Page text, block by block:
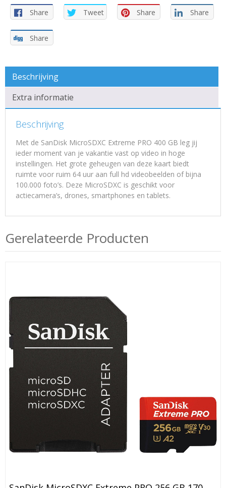
Share
Tweet Share Share
Share
Beschrijving
Extra informatie
Beschrijving
Met de SanDisk MicroSDXC Extreme PRO 400 GB leg jij
ieder moment van je vakantie vast op video in hoge
instellingen. Het grote geheugen van deze kaart biedt
ruimte voor ruim 64 uur aan full hd videobeelden of bijna
100.000 foto’s. Deze MicroSDXC is geschikt voor
actiecamera’s, drones, smartphones en tablets.
Gerelateerde Producten